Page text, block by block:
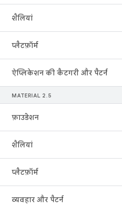
शैलियां
प्लैटफ़ॉर्म
ऐप्लिकेशन की कैटगरी और पैटर्न
MATERIAL 2 . 5
फ़ाउंडेशन
शैलियां
प्लैटफ़ॉर्म
व्यवहार और पैटर्न